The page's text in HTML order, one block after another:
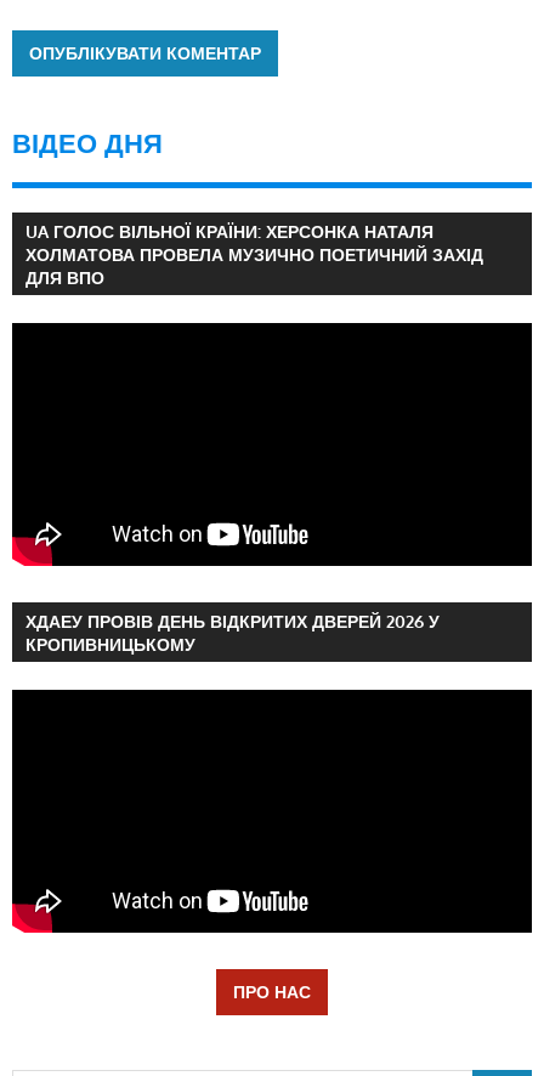
ВІДЕО ДНЯ
UA ГОЛОС ВІЛЬНОЇ КРАЇНИ: ХЕРСОНКА НАТАЛЯ
ХОЛМАТОВА ПРОВЕЛА МУЗИЧНО ПОЕТИЧНИЙ ЗАХІД
ДЛЯ ВПО
ХДАЕУ ПРОВІВ ДЕНЬ ВІДКРИТИХ ДВЕРЕЙ 2026 У
КРОПИВНИЦЬКОМУ
ПРО НАС